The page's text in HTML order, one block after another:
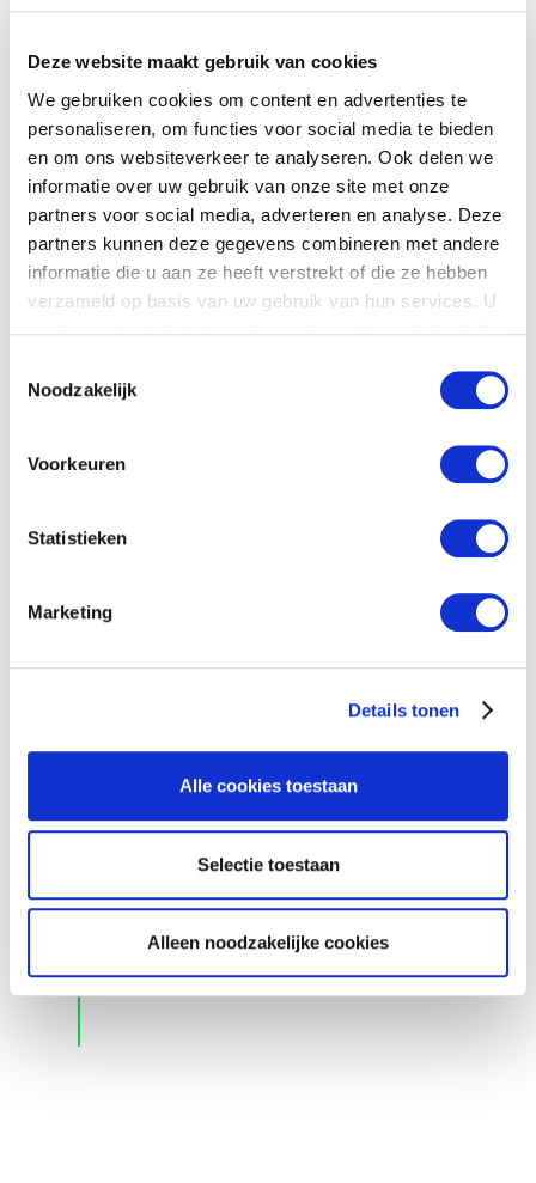
Deze website maakt gebruik van cookies
We gebruiken cookies om content en advertenties te
personaliseren, om functies voor social media te bieden
en om ons websiteverkeer te analyseren. Ook delen we
informatie over uw gebruik van onze site met onze
partners voor social media, adverteren en analyse. Deze
partners kunnen deze gegevens combineren met andere
informatie die u aan ze heeft verstrekt of die ze hebben
verzameld op basis van uw gebruik van hun services. U
statement.
Noodzakelijk
Voorkeuren
Statistieken
Marketing
Details tonen
Alle cookies toestaan
Selectie toestaan
Alleen noodzakelijke cookies